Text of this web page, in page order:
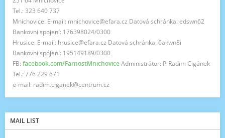
Tel.: 323 640 737
Mnichovice: E-mail: mnichovice@efara.cz Datová schránka: edswn62
Bankovní spojení: 176398024/0300
Hrusice: E-mail: hrusice@efara.cz Datová schránka: 6akwn8i
Bankovní spojení: 195149189/0300
FB: facebook.com/FarnostMnichoviceAdministrátor: P. Radim Cigánek
Tel.: 776 229 671
e-mail: radim.ciganek@centrum.cz
MAIL LIST